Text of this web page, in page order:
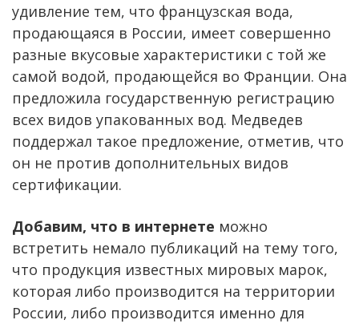
удивление тем, что французская вода,
продающаяся в России, имеет совершенно
разные вкусовые характеристики с той же
самой водой, продающейся во Франции. Она
предложила государственную регистрацию
всех видов упакованных вод. Медведев
поддержал такое предложение, отметив, что
он не против дополнительных видов
сертификации.
Добавим, что в интернете можно
встретить немало публикаций на тему того,
что продукция известных мировых марок,
которая либо производится на территории
России, либо производится именно для